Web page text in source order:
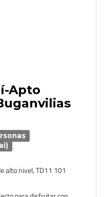
Apto
alto nivel, TD11 101